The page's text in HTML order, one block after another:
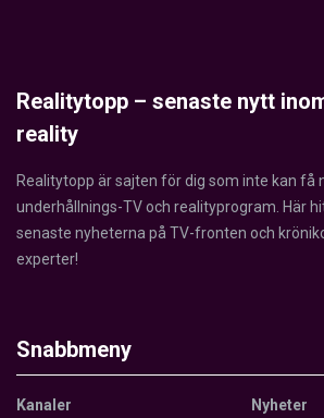
Realitytopp – senaste nytt
reality
Realitytopp är sajten för dig som inte kan få
underhållnings-TV och realityprogram. Här
senaste nyheterna på TV-fronten och
experter!
Snabbmeny
Kanaler Nyheter